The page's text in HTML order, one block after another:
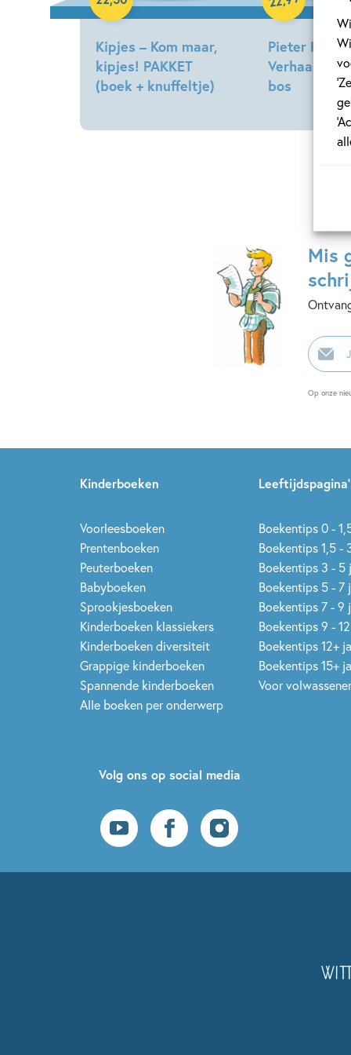
Kipjes – Kom maar,
kipjes! PAKKET
(boek + knuffeltje)
Peters
Pieter
Verhaaltjes
bos
Potter
Mis
E-
mailadres
Op onze
Kinderboeken
Voorleesboeken
Prentenboeken
Peuterboeken
Babyboeken
Sprookjesboeken
Kinderboeken klassiekers
Kinderboeken diversiteit
Grappige kinderboeken
Spannende kinderboeken
Alle boeken per onderwerp
Boekentips 0 -
Boekentips 1,5 -
Boekentips 3 - 5
Boekentips 5 - 7
Boekentips 7 - 9
Boekentips 9 -
Boekentips 12+
Boekentips 15+
Voor
Volg ons op social media